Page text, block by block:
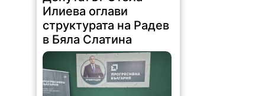
Илиева оглави
структурата на Радев
в Бяла Слатина